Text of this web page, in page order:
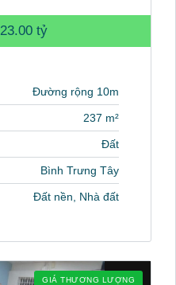
23.00 tỷ
Đường rộng 10m
237 m²
Đất
Bình Trưng Tây
Đất nền, Nhà đất
GIÁ THƯƠNG LƯỢNG